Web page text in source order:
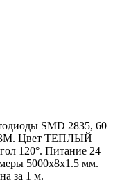
SMD 2835, 60
3M. Цвет ТЕПЛЫЙ
120°. Питание 24
5000x8x1.5 мм.
за 1 м.